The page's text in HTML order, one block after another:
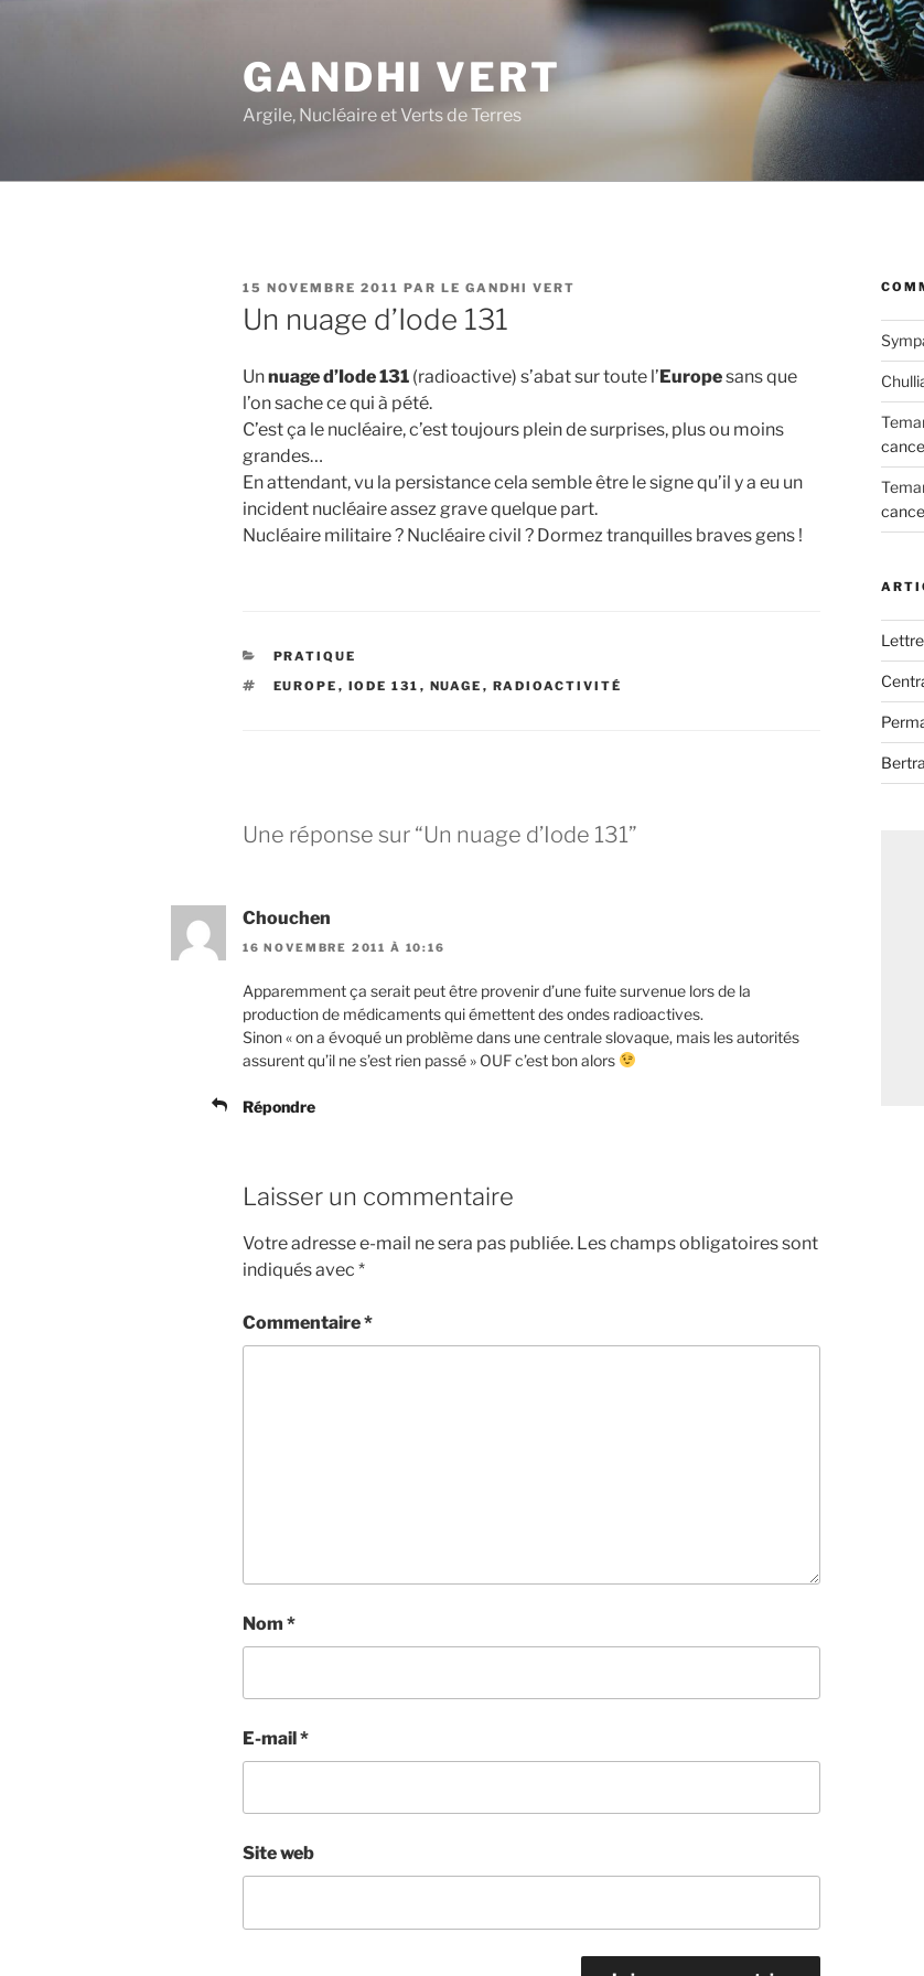
GANDHI VERT
Argile, Nucléaire et Verts de Terres
PUBLIÉ
LE
15 NOVEMBRE 2011 PAR LE GANDHI VERT
Un nuage d’Iode 131
Unnuage d’Iode 131 (radioactive) s’abat sur toute l’Europesans que
l’on sache ce qui à pété.
C’est ça le nucléaire, c’est toujours plein de surprises, plus ou moins
grandes…
En attendant, vu la persistance cela semble être le signe qu’il y a eu un
incident nucléaire assez grave quelque part.
Nucléaire militaire ? Nucléaire civil ? Dormez tranquilles braves gens !
CATÉGORIES
PRATIQUE
ÉTIQUETTES
EUROPE , IODE 131 , NUAGE , RADIOACTIVITÉ
Une réponse sur “Un nuage d’Iode 131”
Chouchen
16 NOVEMBRE 2011 À 10:16
Apparemment ça serait peut être provenir d’une fuite survenue lors de la
production de médicaments qui émettent des ondes radioactives.
Sinon « on a évoqué un problème dans une centrale slovaque, mais les autorités
assurent qu’il ne s’est rien passé » OUF c’est bon alors
Répondre
Laisser un commentaire
Votre adresse e-mail ne sera pas publiée. Les champs obligatoires sont
indiqués avec *
Commentaire*
Nom *
E-mail*
Site web